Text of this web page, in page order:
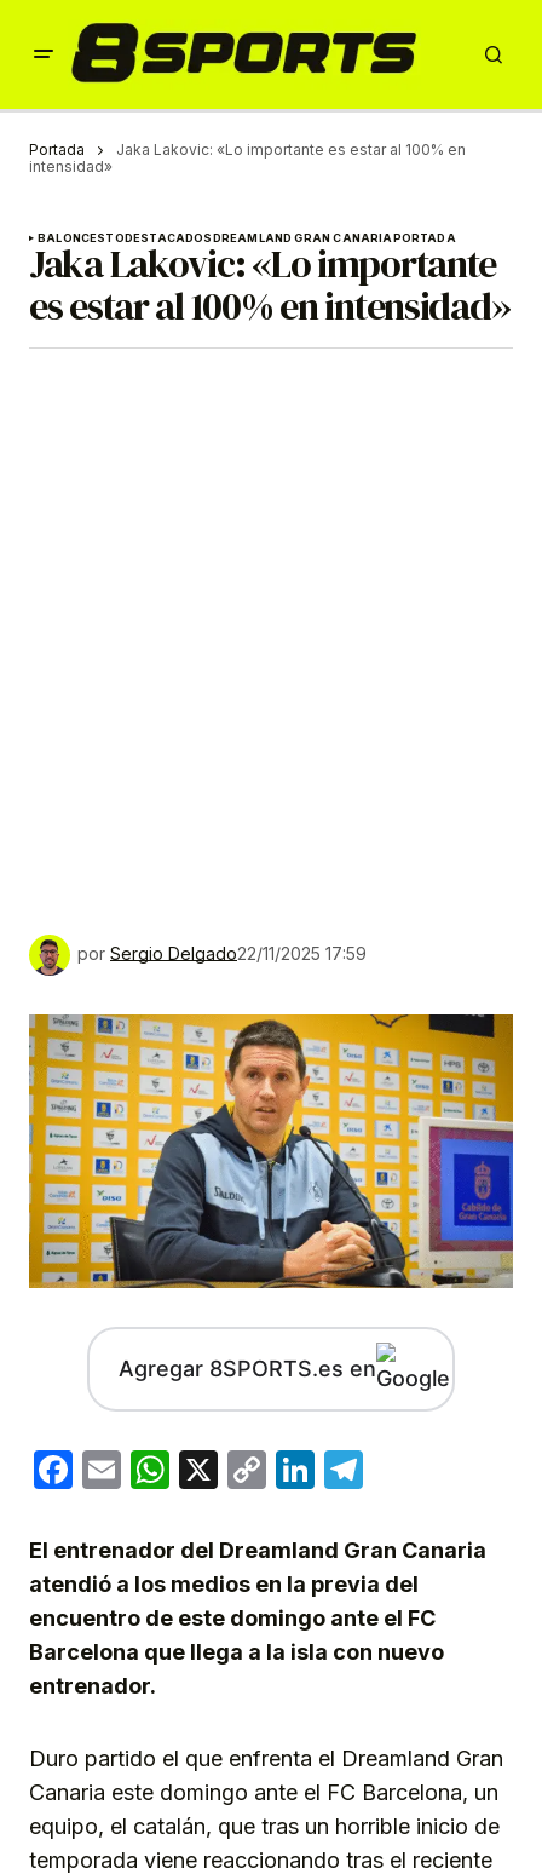
Portada
Jaka Lakovic: «Lo importante es estar al 100% en
intensidad»
BALONCESTODESTACADOSDREAMLAND GRAN CANARIAPORTADA
Jaka Lakovic: «Lo importante
es estar al 100% en intensidad»
por Sergio Delgado22/11/2025 17:59
Agregar 8SPORTS.es en
Facebook
EmailWhatsApp
X
CopyLinkedIn
El entrenador del Dreamland Gran Canaria
atendió a los medios en la previa del
encuentro de este domingo ante el FC
Barcelona que llega a la isla con nuevo
entrenador.
Duro partido el que enfrenta el Dreamland Gran
Canaria este domingo ante el FC Barcelona, un
equipo, el catalán, que tras un horrible inicio de
temporada viene reaccionando tras el reciente